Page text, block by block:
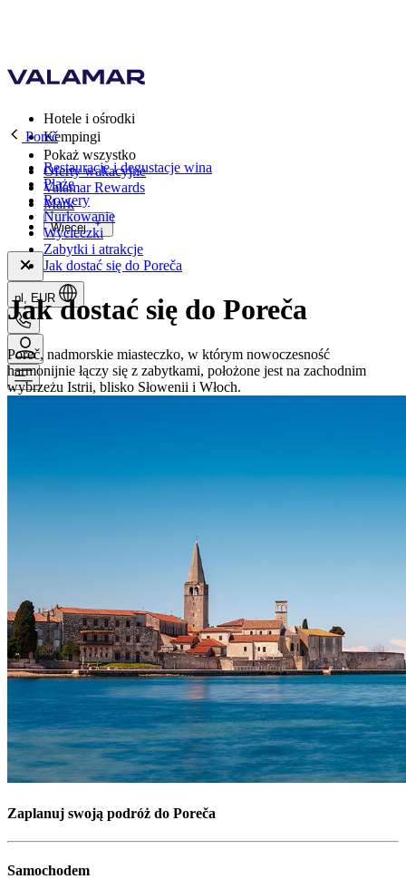
Hotele i ośrodki
Kempingi
Pokaż wszystko
Oferty wakacyjne
Valamar Rewards
Mark
Więcej
pl, EUR
Poreč
Restauracje i degustacje wina
Plaże
Rowery
Nurkowanie
Wycieczki
Zabytki i atrakcje
Jak dostać się do Poreča
Jak dostać się do Poreča
Poreč, nadmorskie miasteczko, w którym nowoczesność
harmonijnie łączy się z zabytkami, położone jest na zachodnim
wybrzeżu Istrii, blisko Słowenii i Włoch.
Zaplanuj swoją podróż do Poreča
Samochodem